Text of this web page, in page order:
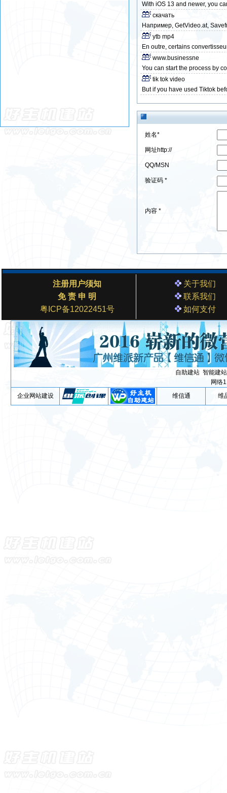
With iOS 13 and newer, you
скачать
Например, GetVideo.at,
ytb mp4
En outre, certains
www.businessne
You can start the process by
tik tok video
But if you have used Tiktok
姓名*
网址http://
QQ/MSN
验证码 *
内容 *
注册用户须知
免 责 申 明
粤ICP备12022451号
关于我们
联系我们
如何支付
自助建站 智能建站
网络
企业网站建设
维信通 维